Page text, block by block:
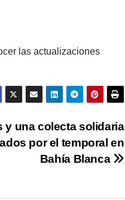
las actualizaciones
y una colecta solidaria
por el temporal en
Bahía Blanca